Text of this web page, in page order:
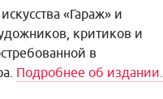
«Гараж» и
критиков и
в
Подробнее об издании.